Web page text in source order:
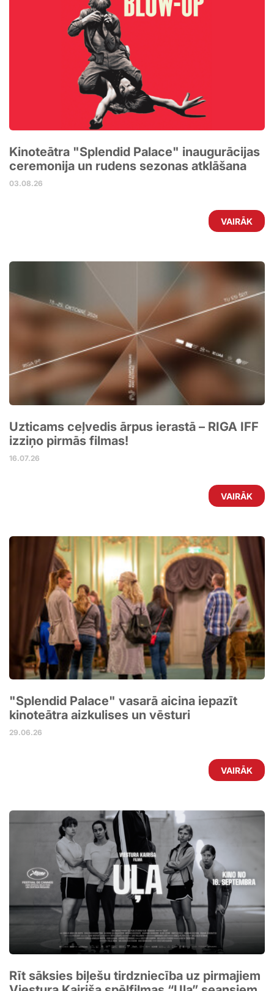
Kinoteātra "Splendid Palace" inaugurācijas
ceremonija un rudens sezonas atklāšana
03.08.26
VAIRĀK
Uzticams ceļvedis ārpus ierastā – RIGA IFF
izziņo pirmās filmas!
16.07.26
VAIRĀK
"Splendid Palace" vasarā aicina iepazīt
kinoteātra aizkulises un vēsturi
29.06.26
VAIRĀK
Rīt sāksies biļešu tirdzniecība uz pirmajiem